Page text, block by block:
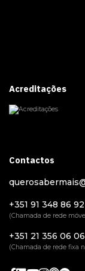
Acreditações
Contactos
+351 91 348 86 92
(Chamada de rede
+351 21 356 06 06
(Chamada de rede fixa